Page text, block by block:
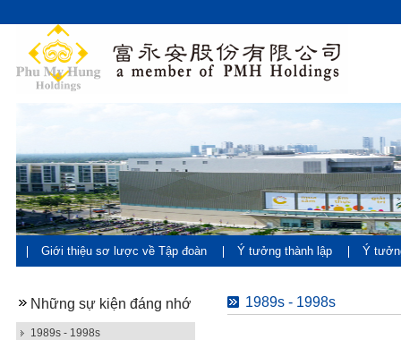
Giới thiệu sơ lược về Tập đoàn Ý tưởng thành lập Ý
Những sự kiện đáng nhớ
1989s - 1998s
1989s - 1998s